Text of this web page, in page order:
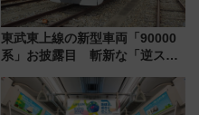
東武東上線の新型車両「90000
系」お披露目 斬新な「逆スラ
放的な車内空間に注目、デビュ
ーは9月